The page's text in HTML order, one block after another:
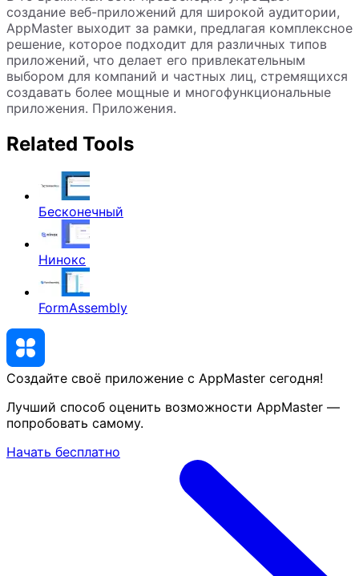
создание веб-приложений для широкой аудитории,
AppMaster выходит за рамки, предлагая комплексное
решение, которое подходит для различных типов
приложений, что делает его привлекательным
выбором для компаний и частных лиц, стремящихся
создавать более мощные и многофункциональные
приложения. Приложения.
Related Tools
Бесконечный
Нинокс
FormAssembly
Создайте своё приложение с AppMaster сегодня!
Лучший способ оценить возможности AppMaster —
попробовать самому.
Начать бесплатно